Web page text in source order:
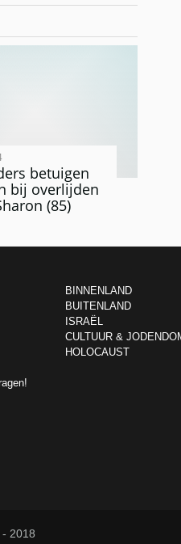
betuigen
bij overlijden
(85)
BINNENLAND
BUITENLAND
ISRAËL
CULTUUR &
HOLOCAUST
2018